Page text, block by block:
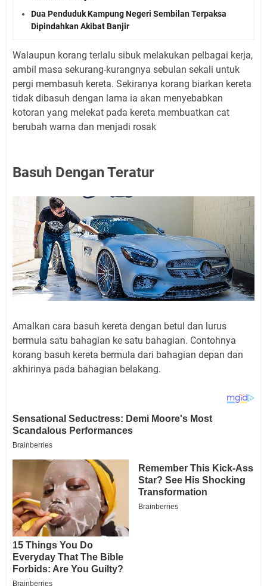
Dua Penduduk Kampung Negeri Sembilan Terpaksa
Dipindahkan Akibat Banjir
Walaupun korang terlalu sibuk melakukan pelbagai kerja,
ambil masa sekurang-kurangnya sebulan sekali untuk
pergi membasuh kereta. Sekiranya korang biarkan kereta
tidak dibasuh dengan lama ia akan menyebabkan
kotoran yang melekat pada kereta membuatkan cat
berubah warna dan menjadi rosak
Basuh Dengan Teratur
Amalkan cara basuh kereta dengan betul dan lurus
bermula satu bahagian ke satu bahagian. Contohnya
korang basuh kereta bermula dari bahagian depan dan
akhirinya pada bahagian belakang.